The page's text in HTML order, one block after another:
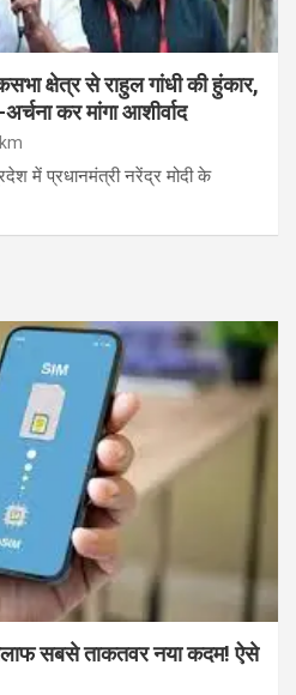
क्षेत्र से राहुल गांधी की हुंकार,
कर मांगा आशीर्वाद
में प्रधानमंत्री नरेंद्र मोदी के
सबसे ताकतवर नया कदम! ऐसे